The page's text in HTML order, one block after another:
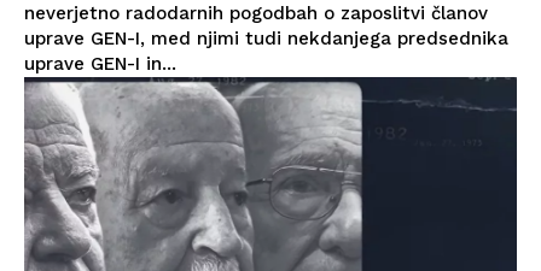
neverjetno radodarnih pogodbah o zaposlitvi članov
uprave GEN-I, med njimi tudi nekdanjega predsednika
uprave GEN-I in...